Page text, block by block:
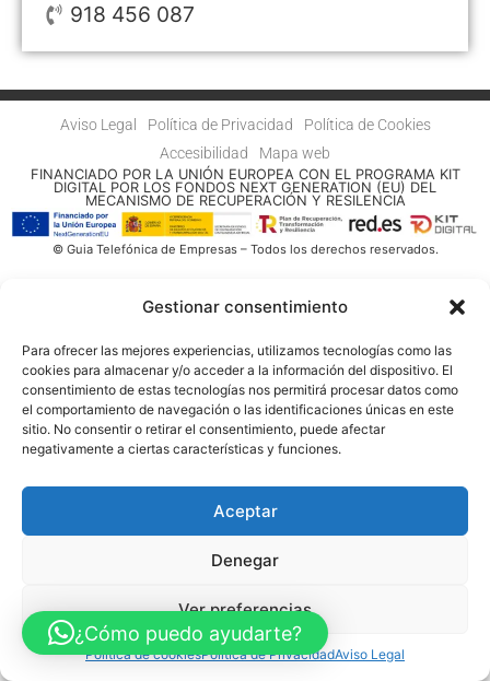
Gestionar consentimiento
Para ofrecer las mejores experiencias, utilizamos tecnologías como las
cookies para almacenar y/o acceder a la información del dispositivo. El
consentimiento de estas tecnologías nos permitirá procesar datos como
el comportamiento de navegación o las identificaciones únicas en este
sitio. No consentir o retirar el consentimiento, puede afectar
negativamente a ciertas características y funciones.
Aceptar
Denegar
Ver preferencias
Política de cookiesPolítica de PrivacidadAviso Legal
918 456 087
Aviso Legal Política de Privacidad
Política de Cookies
Accesibilidad
Mapa web
FINANCIADO POR LA UNIÓN EUROPEA CON EL PROGRAMA KIT
DIGITAL POR LOS FONDOS NEXT GENERATION (EU) DEL
MECANISMO DE RECUPERACIÓN Y RESILENCIA
© Guia Telefónica de Empresas – Todos los derechos reservados.
¿Cómo puedo ayudarte?